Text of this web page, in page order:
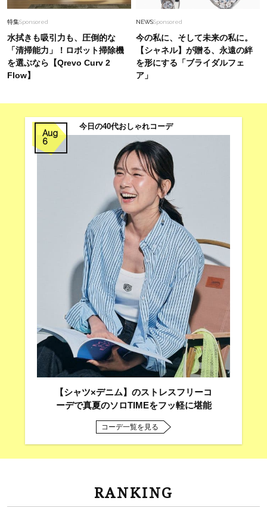
特集Sponsored
水拭きも吸引力も、圧倒的な
「清掃能力」！ロボット掃除機
を選ぶなら【Qrevo Curv 2
Flow】
NEWSSponsored
今の私に、そして未来の私に。
【シャネル】が贈る、永遠の絆
を形にする「ブライダルフェ
ア」
Aug
6
今日の40代おしゃれコーデ
【シャツ×デニム】のストレスフリーコ
ーデで真夏のソロTIMEをフッ軽に堪能
コーデ一覧を見る
RANKING